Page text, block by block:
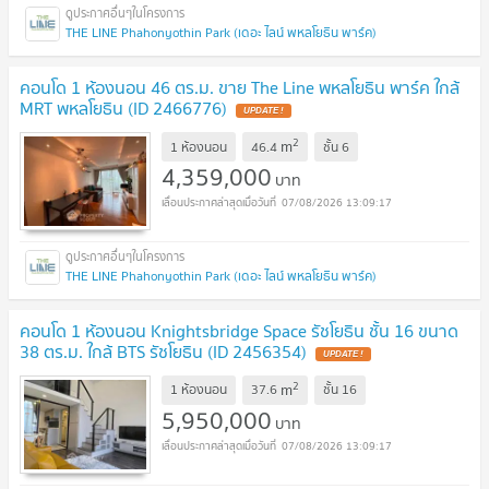
THE LINE Phahonyothin Park (เดอะ ไลน์ พหลโยธิน พาร์ค)
คอนโด 1 ห้องนอน 46 ตร.ม. ขาย The Line พหลโยธิน พาร์ค ใกล้
MRT พหลโยธิน (ID 2466776)
1 ห้องนอน 46.4 m2 ชั้น6
4,359,000 บาท
07/08/2026 13:09:17
THE LINE Phahonyothin Park (เดอะ ไลน์ พหลโยธิน พาร์ค)
คอนโด 1 ห้องนอน Knightsbridge Space รัชโยธิน ชั้น 16 ขนาด
38 ตร.ม. ใกล้ BTS รัชโยธิน (ID 2456354)
1 ห้องนอน 37.6 m2 ชั้น 16
5,950,000 บาท
07/08/2026 13:09:17